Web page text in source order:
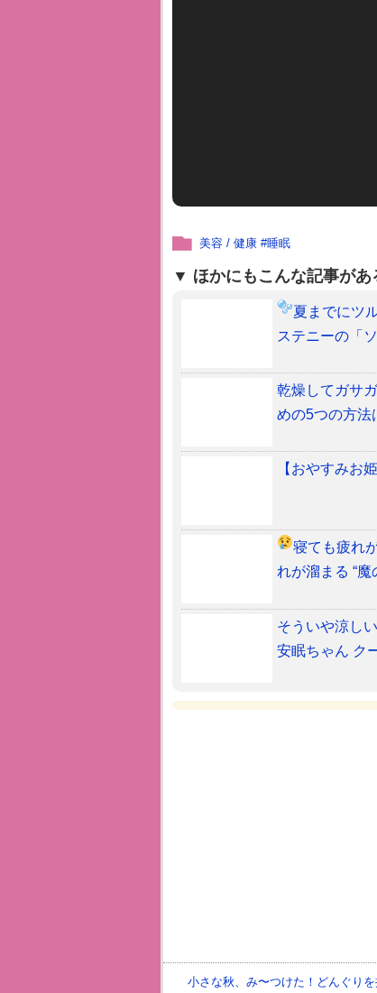
美容 / 健康 #睡眠
ほかにもこんな記事があ
夏までにツ
ステニーの「
乾燥してガサ
めの5つの方法
【おやすみお
寝ても疲れ
れが溜まる “魔
そういや涼し
安眠ちゃん ク
小さな秋、み〜つけた！どんぐり